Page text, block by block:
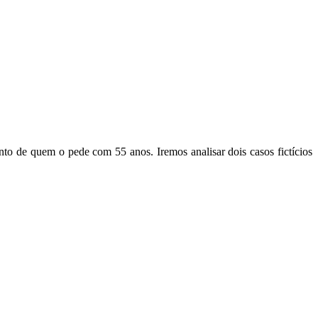
de quem o pede com 55 anos. Iremos analisar dois casos fictícios